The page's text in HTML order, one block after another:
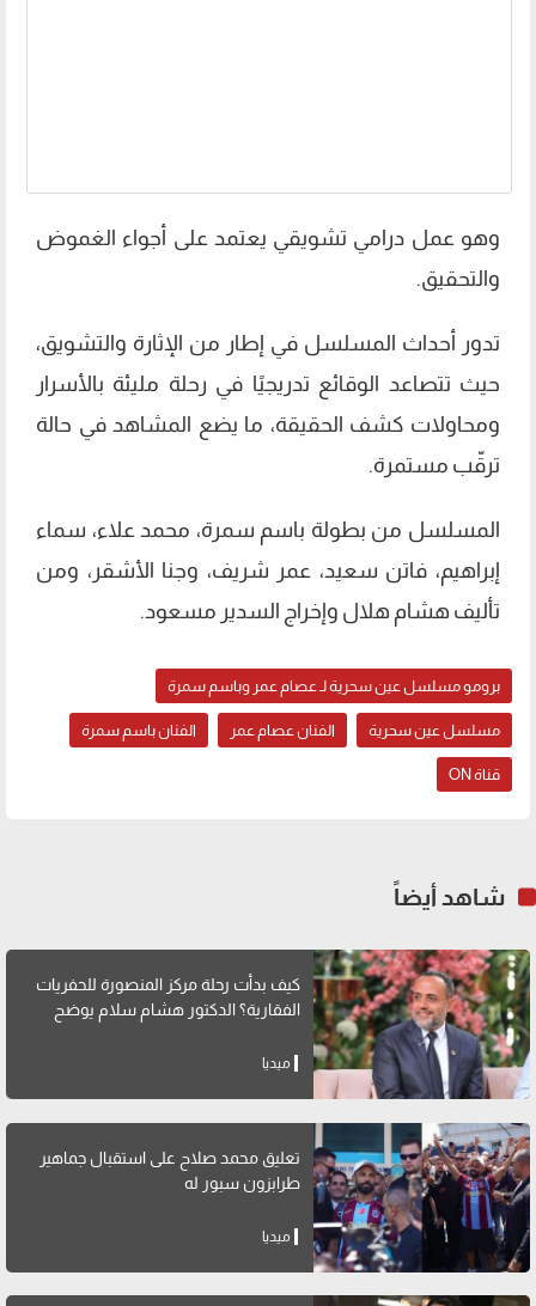
وهو عمل درامي تشويقي يعتمد على أجواء الغموض
والتحقيق.
تدور أحداث المسلسل في إطار من الإثارة والتشويق،
حيث تتصاعد الوقائع تدريجيًا في رحلة مليئة بالأسرار
ومحاولات كشف الحقيقة، ما يضع المشاهد في حالة
ترقّب مستمرة.
المسلسل من بطولة باسم سمرة، محمد علاء، سماء
إبراهيم، فاتن سعيد، عمر شريف، وجنا الأشقر، ومن
تأليف هشام هلال وإخراج السدير مسعود.
برومو مسلسل عين سحرية لـ عصام عمر وباسم سمرة
مسلسل عين سحرية الفنان عصام عمر الفنان باسم سمرة
قناة ON
شاهد أيضاً
كيف بدأت رحلة مركز المنصورة للحفريات
الفقارية؟ الدكتور هشام سلام يوضح
ميديا
تعليق محمد صلاح على استقبال جماهير
طرابزون سبور له
ميديا